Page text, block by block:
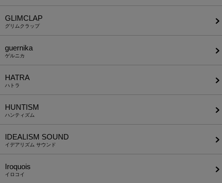
GLIMCLAP
グリムクラップ
guernika
ゲルニカ
HATRA
ハトラ
HUNTISM
ハンティズム
IDEALISM SOUND
イデアリズム サウンド
Iroquois
イロコイ